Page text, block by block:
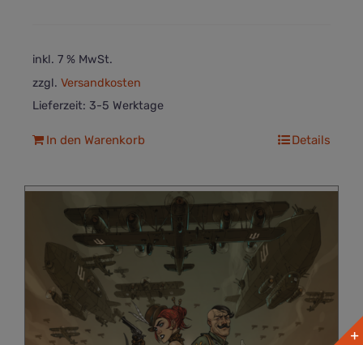
inkl. 7 % MwSt.
zzgl. Versandkosten
Lieferzeit: 3-5 Werktage
In den Warenkorb Details